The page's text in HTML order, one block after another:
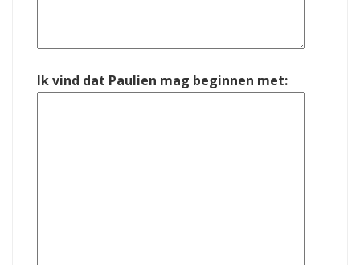
Ik vind dat Paulien mag beginnen met: